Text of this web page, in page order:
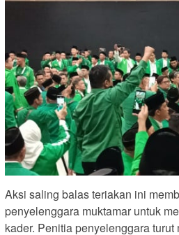
Aksi saling balas teriakan ini
penyelenggara muktamar untuk
kader. Penitia penyelenggara